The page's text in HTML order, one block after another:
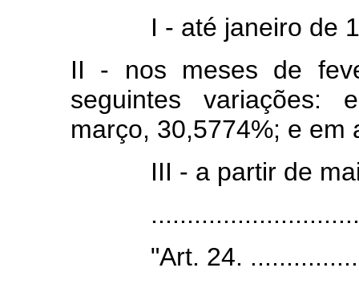
I - até janeiro de 1989,
II - nos meses de
seguintes variações:
março, 30,5774%; e em
III - a partir de maio de
"Art. 24.